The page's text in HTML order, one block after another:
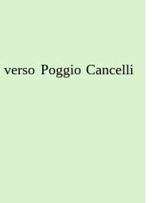
Poggio Cancelli